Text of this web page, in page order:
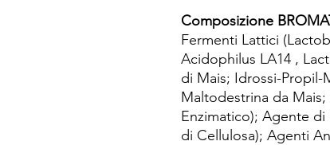
Composizione
Fermenti Lattici
Acidophilus LA14 ,
di Mais; Idrossi-Propil-
Maltodestrina da
Enzimatico); Agente di
di Cellulosa); Agenti